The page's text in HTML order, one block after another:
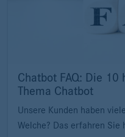
Chatbot FAQ: Die 10
Thema Chatbot
Unsere Kunden haben
Welche? Das erfahren Sie